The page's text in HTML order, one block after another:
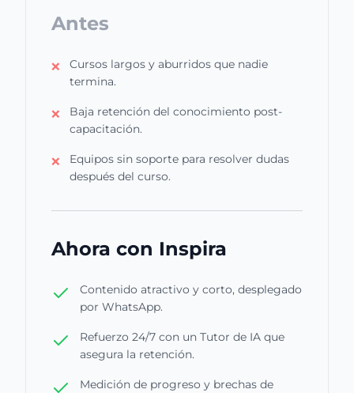
Antes
❌
Cursos largos y aburridos que nadie
termina.
❌
Baja retención del conocimiento post-
capacitación.
❌
Equipos sin soporte para resolver dudas
después del curso.
Ahora con Inspira
Contenido atractivo y corto, desplegado
por WhatsApp.
Refuerzo 24/7 con un Tutor de IA que
asegura la retención.
Medición de progreso y brechas de